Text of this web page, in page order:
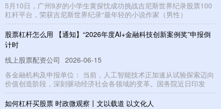
5月10日，广州9岁的小学生黄探忱成功挑战吉尼斯世界纪录股票100
杠杆平台，荣获吉尼斯世界纪录“最年轻的小说作家（男性）
股票杠杆怎么用 【通知】“2026年度AI+金融科技创新案例奖”申报倒
计时
线上股票配资公司 2026-06-15
各金融机构及申报单位： 当前，人工智能技术正加速从试验探索迈向
价值创造阶段，深刻驱动经济社会各领域的变革。国务院近日印发
如何杠杆买股票 时政微观察丨文以载道 以文化人